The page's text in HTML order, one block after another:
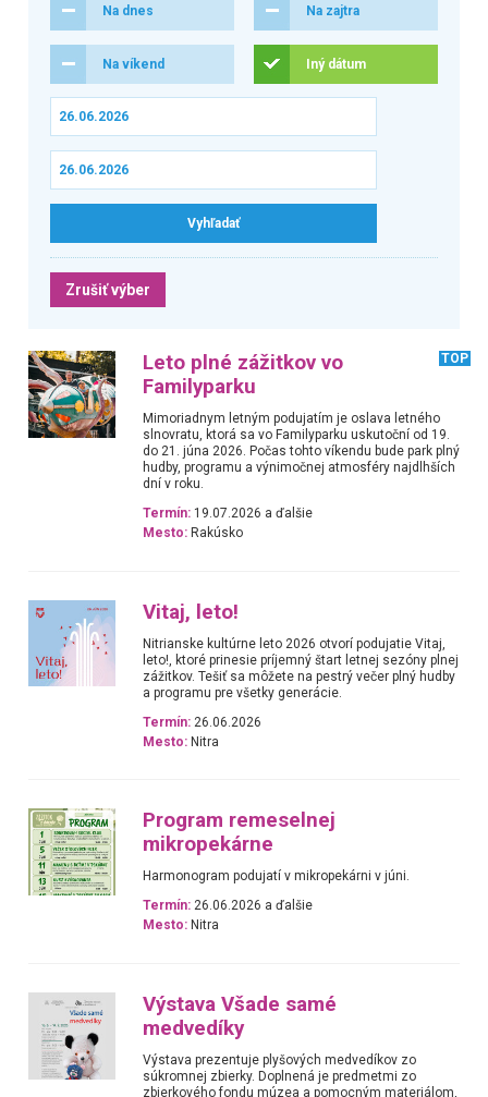
Na dnes Na zajtra
Na víkend Iný dátum
Zrušiť výber
Leto plné zážitkov vo
Familyparku
TOP
Mimoriadnym letným podujatím je oslava letného
slnovratu, ktorá sa vo Familyparku uskutoční od 19.
do 21. júna 2026. Počas tohto víkendu bude park plný
hudby, programu a výnimočnej atmosféry najdlhších
dní v roku.
Termín: 19.07.2026 a ďalšie
Mesto: Rakúsko
Vitaj, leto!
Nitrianske kultúrne leto 2026 otvorí podujatie Vitaj,
leto!, ktoré prinesie príjemný štart letnej sezóny plnej
zážitkov. Tešiť sa môžete na pestrý večer plný hudby
a programu pre všetky generácie.
Termín: 26.06.2026
Mesto: Nitra
Program remeselnej
mikropekárne
Harmonogram podujatí v mikropekárni v júni.
Termín: 26.06.2026 a ďalšie
Mesto: Nitra
Výstava Všade samé
medvedíky
Výstava prezentuje plyšových medvedíkov zo
súkromnej zbierky. Doplnená je predmetmi zo
zbierkového fondu múzea a pomocným materiálom,